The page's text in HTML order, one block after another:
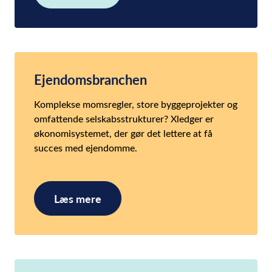
Ejendomsbranchen
Komplekse momsregler, store byggeprojekter og
omfattende selskabsstrukturer? Xledger er
økonomisystemet, der gør det lettere at få
succes med ejendomme.
Læs mere